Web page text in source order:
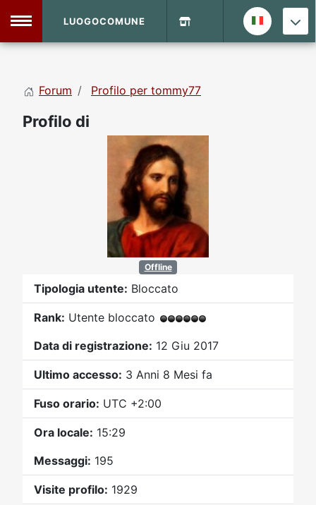
Forum
LUOGOCOMUNE
Forum Profilo per tommy77
Profilo di
Offline
Tipologia utente: Bloccato
Rank: Utente bloccato
Data di registrazione: 12 Giu 2017
Ultimo accesso: 3 Anni 8 Mesi fa
Fuso orario: UTC +2:00
Ora locale: 15:29
Messaggi: 195
Visite profilo: 1929